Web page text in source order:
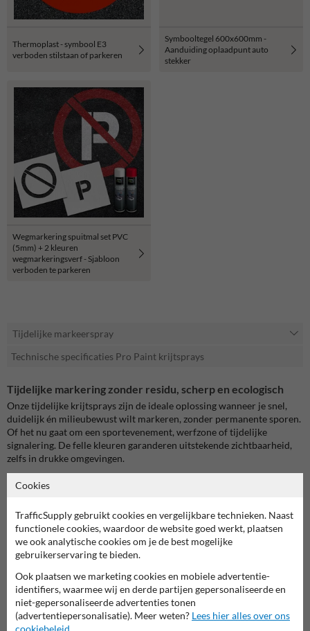
Thermoplast - symbool E3
verboden stilstaan of parkeren
Symbooltegel 600x600mm -
Aanduiding oplaadpunt auto
stekker
Wegmarkering spuitmal set PVC
(5mm) + 2 kleuren
wegmarkeringsverf - Sjabloon
verboden te parkeren
Tijdelijke markeerspray
Technische specificaties Pro Paint krijtsprays
Tijdelijke markering zonder residu, scherp en ecologisch
Onze tijdelijke krijtsprays zijn de ideale oplossing wanneer je snel,
duidelijk én milieubewust wilt markeren, zonder permanente sporen.
Of het nu gaat om een sportevenement, werfzone of tijdelijke
signalering. De felle kleuren garanderen uitstekende zichtbaarheid,
zelfs in drukke omgevingen.
Gebruiksvriendelijk met professioneel resultaat
eenvoudig en schoon, zelfs ondersteboven. De spray droogt in 10–20
minuten en is inzetbaar met PRO‑Paint markeeraccessoires voor
efficiënt gebruik.
Na gebruik vervaagt de markering geleidelijk binnen enkele dagen tot
weken, afhankelijk van de weersinvloeden en verkeersbelasting. Dat
bespaart je schoonmaakwerk én laat geen residu achter.
Cookies
TrafficSupply gebruikt cookies en vergelijkbare technieken. Naast
functionele cookies, waardoor de website goed werkt, plaatsen
we ook analytische cookies om je de best mogelijke
gebruikerservaring te bieden.
Ook plaatsen we marketing cookies en mobiele advertentie-
identifiers, waarmee wij en derde partijen gepersonaliseerde en
niet-gepersonaliseerde advertenties tonen
(advertentiepersonalisatie). Meer weten? Lees hier alles over ons
cookiebeleid